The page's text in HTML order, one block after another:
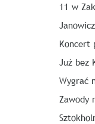
11 w
Koncert
Już bez
Wygrać
Zawody